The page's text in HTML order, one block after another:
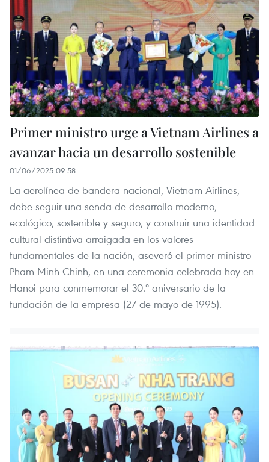
Primer ministro urge a Vietnam Airlines a
avanzar hacia un desarrollo sostenible
01/06/2025 09:58
La aerolínea de bandera nacional, Vietnam Airlines,
debe seguir una senda de desarrollo moderno,
ecológico, sostenible y seguro, y construir una identidad
cultural distintiva arraigada en los valores
fundamentales de la nación, aseveró el primer ministro
Pham Minh Chinh, en una ceremonia celebrada hoy en
Hanoi para conmemorar el 30.º aniversario de la
fundación de la empresa (27 de mayo de 1995).